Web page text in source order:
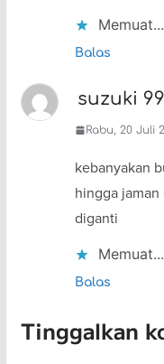
Memuat...
Balas
suzuki 99
Rabu, 20 Juli
kebanyakan
hingga jaman
diganti
Memuat...
Balas
Tinggalkan